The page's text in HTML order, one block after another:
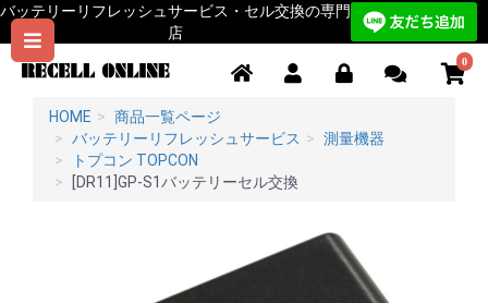
バッテリーリフレッシュサービス・セル交換の専門
店
0
HOME
商品一覧ページ
バッテリーリフレッシュサービス
測量機器
トプコン TOPCON
[DR11]GP-S1バッテリーセル交換